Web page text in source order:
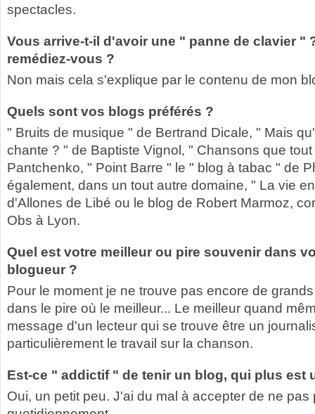
spectacles.
Vous arrive-t-il d'avoir une " panne de clavier "
remédiez-vous ?
Non mais cela s'explique par le contenu de mon
Quels sont vos blogs préférés ?
" Bruits de musique " de Bertrand Dicale, " Mais
chante ? " de Baptiste Vignol, " Chansons que
Pantchenko, " Point Barre " le " blog à tabac " de
également, dans un tout autre domaine, " La vie
d'Allones de Libé ou le blog de Robert Marmoz,
Obs à Lyon.
Quel est votre meilleur ou pire souvenir dans
blogueur ?
Pour le moment je ne trouve pas encore de
dans le pire où le meilleur... Le meilleur quand
message d'un lecteur qui se trouve être un
particulièrement le travail sur la chanson.
Est-ce " addictif " de tenir un blog, qui plus est
Oui, un petit peu. J'ai du mal à accepter de ne pas